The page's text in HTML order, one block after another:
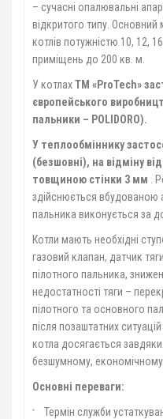
– сучасні опалювальні
відкритого типу.
котлів потужністю 10, 12,
приміщень до 200 кв. м.
У котлахТМ «ProTech»
європейського
пальники – POLIDORO).
У теплообміннику
(безшовні), на відміну
товщиною стінки 3 мм .
здійснюється вбудованою
пальника виконується за
Котли мають необхідні
газовий клапан, датчик
пілотного пальника,
недостатності тяги –
пілотного та основного
після позаштатних
котла досягається
безшумному, економічному
Основні переваги:
Термін служби